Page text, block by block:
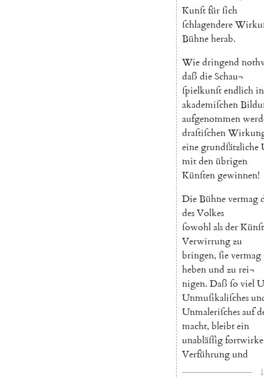
Kunſtfürſich
ſchlagendere
Bühneherab.
Wiedringend
daß dieSchau¬
ſpielkunſtendlichin
akademiſchen
aufgenommen
draſtiſchen
einegrundſätzliche
mitdenübrigen
Künſtengewinnen!
DieBühnevermag
desVolkes
ſowohlalsder
Verwirrungzu
bringen, ſievermag
hebenund zu rei¬
nigen. Daß ſo viel
Unmuſikaliſches
Unmaleriſchesauf
macht, bleibtein
unabläſſig
Verführungund